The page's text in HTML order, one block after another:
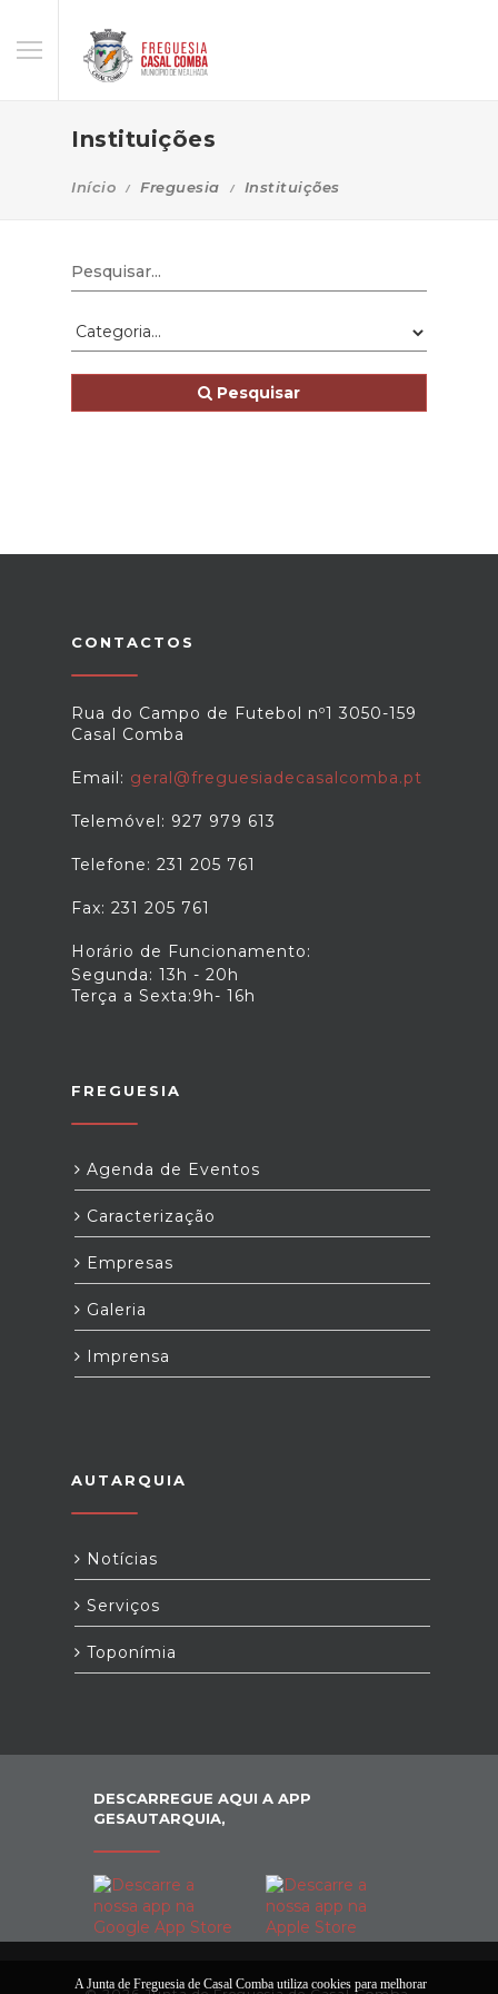
Instituições
Início Freguesia Instituições
Pesquisar
CONTACTOS
Rua do Campo de Futebol nº1 3050-159
Casal Comba
Email: geral@freguesiadecasalcomba.pt
Telemóvel: 927 979 613
Telefone: 231 205 761
Fax: 231 205 761
Horário de Funcionamento:
Segunda: 13h - 20h
Terça a Sexta:9h- 16h
FREGUESIA
Agenda de Eventos
Caracterização
Empresas
Galeria
Imprensa
AUTARQUIA
Notícias
Serviços
Toponímia
DESCARREGUE AQUI A APP
GESAUTARQUIA,
A Junta de Freguesia de Casal Comba utiliza cookies para melhorar